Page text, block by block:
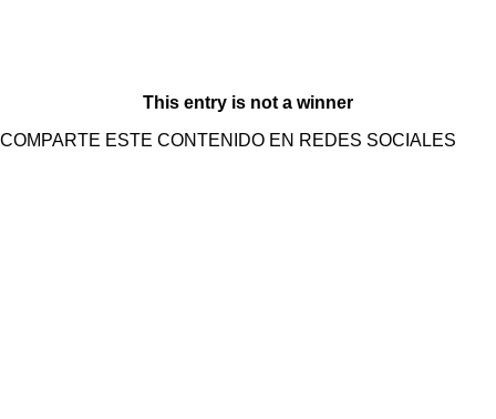
This entry is not a winner
COMPARTE ESTE CONTENIDO EN REDES SOCIALES